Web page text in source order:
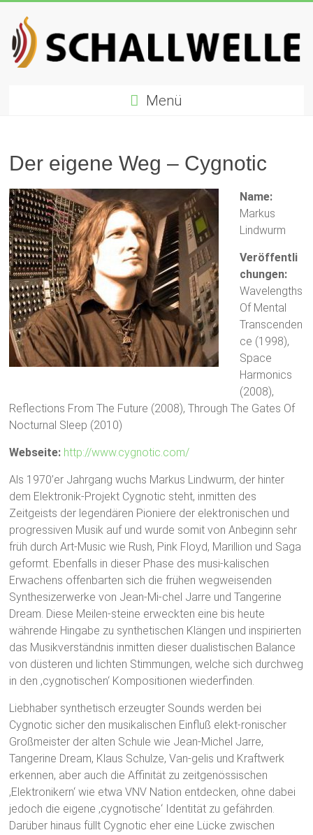
Inhalt
springen
Preis
für
Elektronische
Musik
Menü
Der eigene Weg – Cygnotic
Name:
Markus
Lindwurm
Veröffentli
chungen:
Wavelengths
Of Mental
Transcenden
ce (1998),
Space
Harmonics
(2008),
Reflections From The Future (2008), Through The Gates Of
Nocturnal Sleep (2010)
Webseite: http://www.cygnotic.com/
Als 1970’er Jahrgang wuchs Markus Lindwurm, der hinter
dem Elektronik-Projekt Cygnotic steht, inmitten des
Zeitgeists der legendären Pioniere der elektronischen und
progressiven Musik auf und wurde somit von Anbeginn sehr
früh durch Art-Music wie Rush, Pink Floyd, Marillion und Saga
geformt. Ebenfalls in dieser Phase des musi-kalischen
Erwachens offenbarten sich die frühen wegweisenden
Synthesizerwerke von Jean-Mi-chel Jarre und Tangerine
Dream. Diese Meilen-steine erweckten eine bis heute
währende Hingabe zu synthetischen Klängen und inspirierten
das Musikverständnis inmitten dieser dualistischen Balance
von düsteren und lichten Stimmungen, welche sich durchweg
in den ‚cygnotischen‘ Kompositionen wiederfinden.
Liebhaber synthetisch erzeugter Sounds werden bei
Cygnotic sicher den musikalischen Einfluß elekt-ronischer
Großmeister der alten Schule wie Jean-Michel Jarre,
Tangerine Dream, Klaus Schulze, Van-gelis und Kraftwerk
erkennen, aber auch die Affinität zu zeitgenössischen
‚Elektronikern‘ wie etwa VNV Nation entdecken, ohne dabei
jedoch die eigene ‚cygnotische‘ Identität zu gefährden.
Darüber hinaus füllt Cygnotic eher eine Lücke zwischen